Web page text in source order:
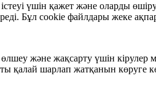
үшін қажет және оларды
Бұл cookie файлдары жеке
және жақсарту үшін кірулер
қалай шарлап жатқанын